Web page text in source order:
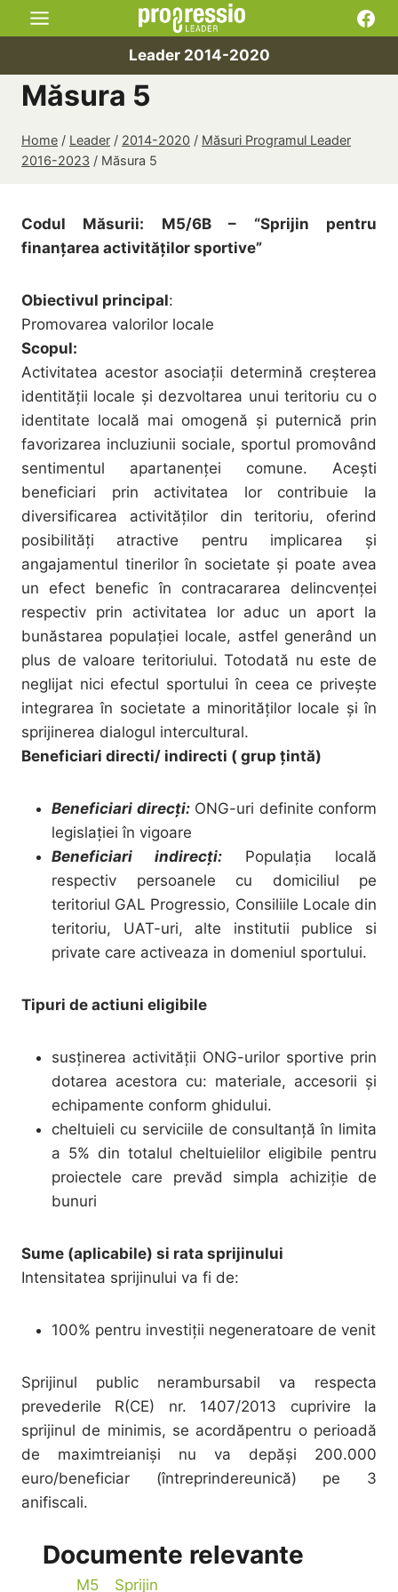
to
Leader 2014-2020
Măsura 5
Home / Leader / 2014-2020 / Măsuri Programul Leader
2016-2023 / Măsura 5
Codul Măsurii: M5/6B – “Sprijin pentru
finanțarea activităților sportive”
Obiectivul principal:
Promovarea valorilor locale
Scopul:
Activitatea acestor asociaţii determină creşterea
identităţii locale şi dezvoltarea unui teritoriu cu o
identitate locală mai omogenă și puternică prin
favorizarea incluziunii sociale, sportul promovând
sentimentul apartanenţei comune. Aceşti
beneficiari prin activitatea lor contribuie la
diversificarea activităților din teritoriu, oferind
posibilităţi atractive pentru implicarea şi
angajamentul tinerilor în societate şi poate avea
un efect benefic în contracararea delincvenţei
respectiv prin activitatea lor aduc un aport la
bunăstarea populaţiei locale, astfel generând un
plus de valoare teritoriului. Totodată nu este de
neglijat nici efectul sportului în ceea ce priveşte
integrarea în societate a minorităţilor locale şi în
sprijinerea dialogul intercultural.
Beneficiari directi/ indirecti ( grup țintă)
Beneficiari direcți:ONG-uri definite conform
legislației în vigoare
Beneficiari indirecți: Populația locală
respectiv persoanele cu domiciliul pe
teritoriul GAL Progressio, Consiliile Locale din
teritoriu, UAT-uri, alte institutii publice si
private care activeaza in domeniul sportului.
Tipuri de actiuni eligibile
susţinerea activităţii ONG-urilor sportive prin
dotarea acestora cu: materiale, accesorii și
echipamente conform ghidului.
cheltuieli cu serviciile de consultanţă în limita
a 5% din totalul cheltuielilor eligibile pentru
proiectele care prevăd simpla achiziție de
bunuri
Sume (aplicabile) si rata sprijinului
Intensitatea sprijinului va fi de:
100% pentru investiții negeneratoare de venit
Sprijinul public nerambursabil va respecta
prevederile R(CE) nr. 1407/2013 cuprivire la
sprijinul de minimis, se acordăpentru o perioadă
de maximtreianiși nu va depăşi 200.000
euro/beneficiar (întreprindereunică) pe 3
anifiscali.
Documente relevante
M5 Sprijin